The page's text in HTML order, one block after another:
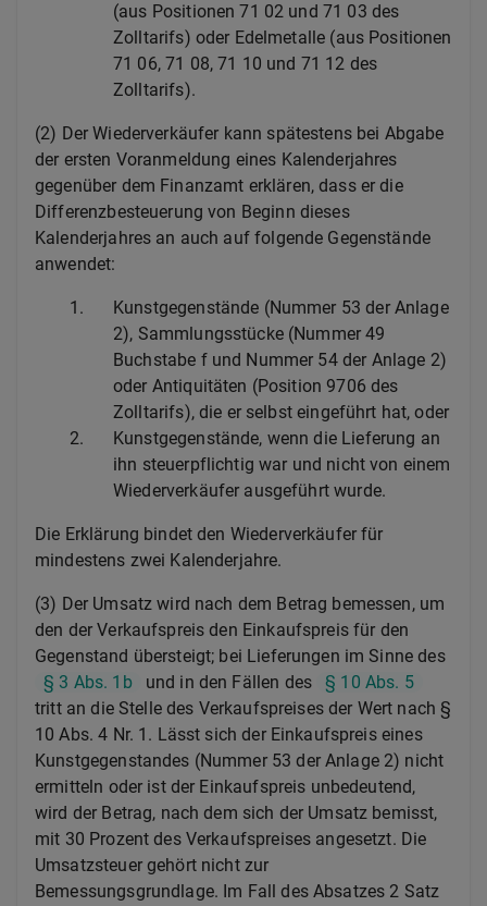
(aus Positionen 71 02 und 71 03 des
Zolltarifs) oder Edelmetalle (aus Positionen
71 06, 71 08, 71 10 und 71 12 des
Zolltarifs).
(2) Der Wiederverkäufer kann spätestens bei Abgabe
der ersten Voranmeldung eines Kalenderjahres
gegenüber dem Finanzamt erklären, dass er die
Differenzbesteuerung von Beginn dieses
Kalenderjahres an auch auf folgende Gegenstände
anwendet:
1.
Kunstgegenstände (Nummer 53 der Anlage
2), Sammlungsstücke (Nummer 49
Buchstabe f und Nummer 54 der Anlage 2)
oder Antiquitäten (Position 9706 des
Zolltarifs), die er selbst eingeführt hat, oder
2.
Kunstgegenstände, wenn die Lieferung an
ihn steuerpflichtig war und nicht von einem
Wiederverkäufer ausgeführt wurde.
Die Erklärung bindet den Wiederverkäufer für
mindestens zwei Kalenderjahre.
(3) Der Umsatz wird nach dem Betrag bemessen, um
den der Verkaufspreis den Einkaufspreis für den
Gegenstand übersteigt; bei Lieferungen im Sinne des
§ 3 Abs. 1b
und in den Fällen des
§ 10 Abs. 5
tritt an die Stelle des Verkaufspreises der Wert nach §
10 Abs. 4 Nr. 1. Lässt sich der Einkaufspreis eines
Kunstgegenstandes (Nummer 53 der Anlage 2) nicht
ermitteln oder ist der Einkaufspreis unbedeutend,
wird der Betrag, nach dem sich der Umsatz bemisst,
mit 30 Prozent des Verkaufspreises angesetzt. Die
Umsatzsteuer gehört nicht zur
Bemessungsgrundlage. Im Fall des Absatzes 2 Satz